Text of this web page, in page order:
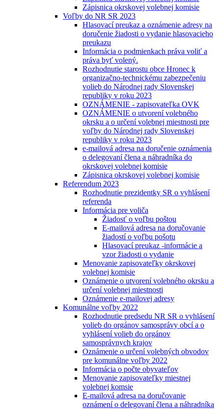
Zápisnica okrskovej volebnej komisie
Voľby do NR SR 2023
Hlasovací preukaz a oznámenie adresy na
doručenie žiadosti o vydanie hlasovacieho
preukazu
Informácia o podmienkach práva voliť a
práva byť volený.
Rozhodnutie starostu obce Hronec k
organizačno-technickému zabezpečeniu
volieb do Národnej rady Slovenskej
republiky v roku 2023
OZNÁMENIE - zapisovateľka OVK
OZNÁMENIE o utvorení volebného
okrsku a o určení volebnej miestnosti pre
voľby do Národnej rady Slovenskej
republiky v roku 2023
e-mailová adresa na doručenie oznámenia
o delegovaní člena a náhradníka do
okrskovej volebnej komisie
Zápisnica okrskovej volebnej komisie
Referendum 2023
Rozhodnutie prezidentky SR o vyhlásení
referenda
Informácia pre voliča
Žiadosť o voľbu poštou
E-mailová adresa na doručovanie
žiadostí o voľbu pošotu
Hlasovací preukaz -informácie a
vzor žiadosti o vydanie
Menovanie zapisovateľky okrskovej
volebnej komisie
Oznámenie o utvorení volebného okrsku a
určení volebnej miestnosti
Oznámenie e-mailovej adresy
Komunálne voľby 2022
Rozhodnutie predsedu NR SR o vyhlásení
volieb do orgánov samosprávy obcí a o
vyhlásení volieb do orgánov
samosprávnych krajov
Oznámenie o určení volebných obvodov
pre komunálne voľby 2022
Informácia o počte obyvateľov
Menovanie zapisovateľky miestnej
volebnej komsie
E-mailová adresa na doručovanie
oznámení o delegovaní člena a náhradníka